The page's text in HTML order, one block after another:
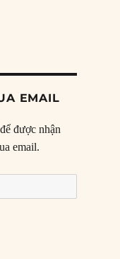
EMAIL
được nhận
email.